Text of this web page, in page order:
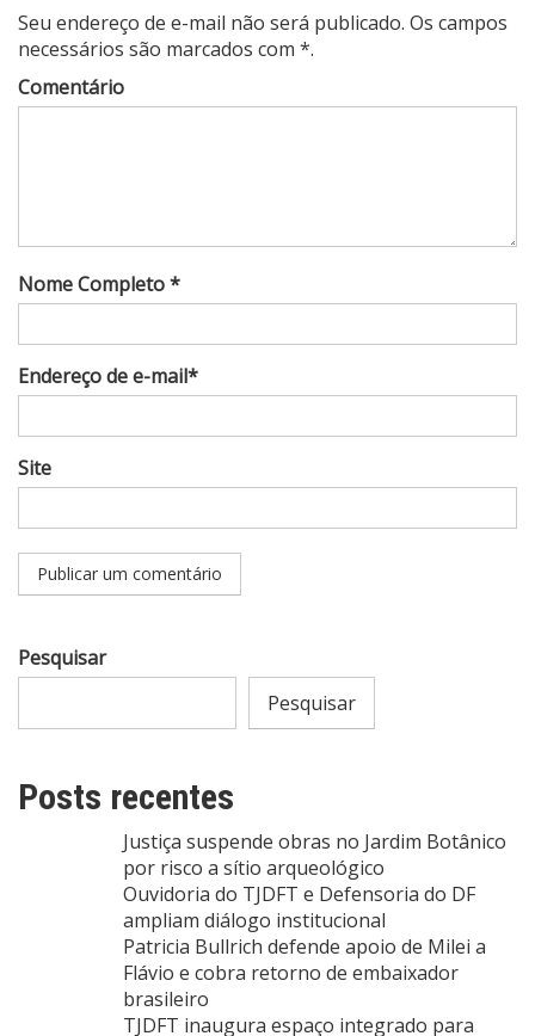
Seu endereço de e-mail não será publicado. Os campos
necessários são marcados com *.
Comentário
Nome Completo *
Endereço de e-mail*
Site
Pesquisar
Pesquisar
Posts recentes
Justiça suspende obras no Jardim Botânico
por risco a sítio arqueológico
Ouvidoria do TJDFT e Defensoria do DF
ampliam diálogo institucional
Patricia Bullrich defende apoio de Milei a
Flávio e cobra retorno de embaixador
brasileiro
TJDFT inaugura espaço integrado para